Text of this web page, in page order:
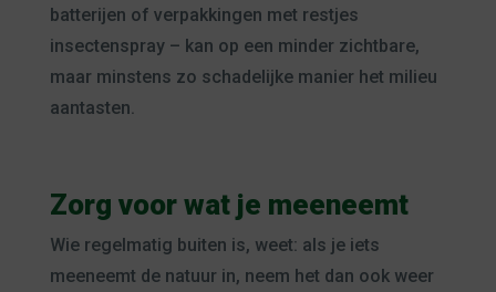
batterijen of verpakkingen met restjes
insectenspray – kan op een minder zichtbare,
maar minstens zo schadelijke manier het milieu
aantasten.
Zorg voor wat je meeneemt
Wie regelmatig buiten is, weet: als je iets
meeneemt de natuur in, neem het dan ook weer